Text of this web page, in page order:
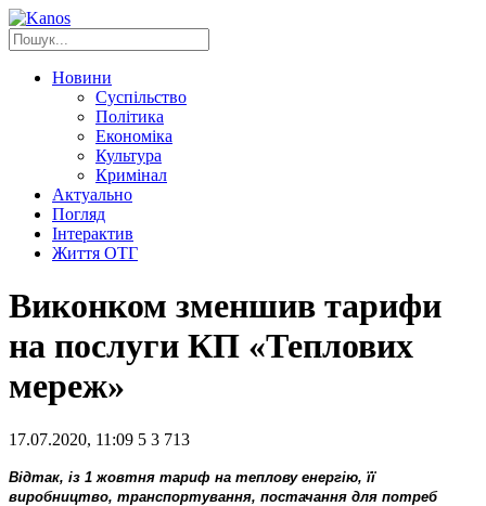
Новини
Суспільство
Політика
Економіка
Культура
Кримінал
Актуально
Погляд
Інтерактив
Життя ОТГ
Виконком зменшив тарифи
на послуги КП «Теплових
мереж»
17.07.2020, 11:09 5 3 713
Відтак, із 1 жовтня тариф на теплову енергію, її
виробництво, транспортування, постачання для потреб